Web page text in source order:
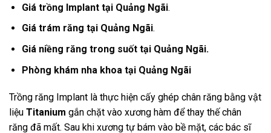
Giá trồng Implant tại Quảng Ngãi.
Giá trám răng tại Quảng Ngãi.
Giá niềng răng trong suốt tại Quảng Ngãi.
Phòng khám nha khoa tại Quảng Ngãi
Trồng răng Implant là thực hiện cấy ghép chân răng bằng vật
liệu Titanium gắn chặt vào xương hàm để thay thế chân
răng đã mất. Sau khi xương tự bám vào bề mặt, các bác sĩ